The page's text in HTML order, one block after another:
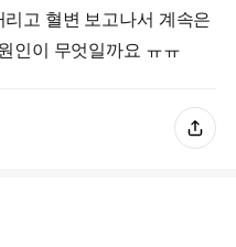
고 혈변 보고나서 계속은
인이 무엇일까요 ㅠㅠ